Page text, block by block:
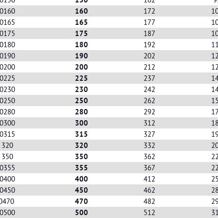
160 172
165 177
175 187
180 192
190 202
200 212
225 237
230 242
250 262
280 292
300 312
315 327
320
320 332
350
350 362
355 367
400 412
450 462
470 482
500 512